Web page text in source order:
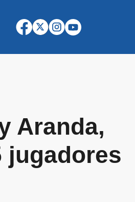
Aranda,
jugadores